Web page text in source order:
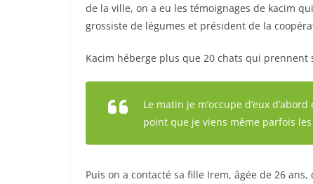
de la ville, on a eu les témoignages de kacim
grossiste de légumes et président de la
Kacim héberge plus que 20 chats qui
Le matin je m’occupe d’eux
point que je viens même parfois
Puis on a contacté sa fille Irem, âgée de 26